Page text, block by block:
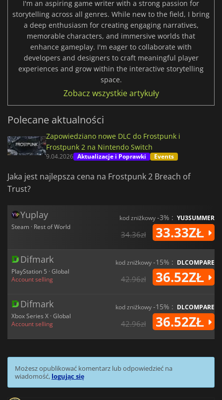
I'm an aspiring game writer with a strong passion for
storytelling across all genres. While new to the field, I bring
a deep enthusiasm for creating engaging narratives,
memorable characters, and immersive worlds that
enhance gameplay. I'm eager to collaborate with
developers and designers to craft meaningful player
experiences and grow within the interactive storytelling
space.
Zobacz wszystkie artykuły
Polecane aktualności
Zapowiedziano nowe DLC do Frostpunk i
Frostpunk 2 na Nintendo Switch
9.04.2026 Aktualizacje i Poprawki Events
Jaka jest najlepsza cena na Frostpunk 2 Breach of
Trust?
Yuplay
Steam · Rest of World
kod zniżkowy-3% : YU3SUMMER
34.36zł 33.33ZŁ
Difmark
PlayStation 5 · Global
Account selling
kod zniżkowy-15% : DLCOMPARE
42.96zł 36.52ZŁ
Difmark
Xbox Series X · Global
Account selling
kod zniżkowy-15% : DLCOMPARE
42.96zł 36.52ZŁ
Możesz opublikować komentarz lub odpowiedzieć na
wiadomość, logując się